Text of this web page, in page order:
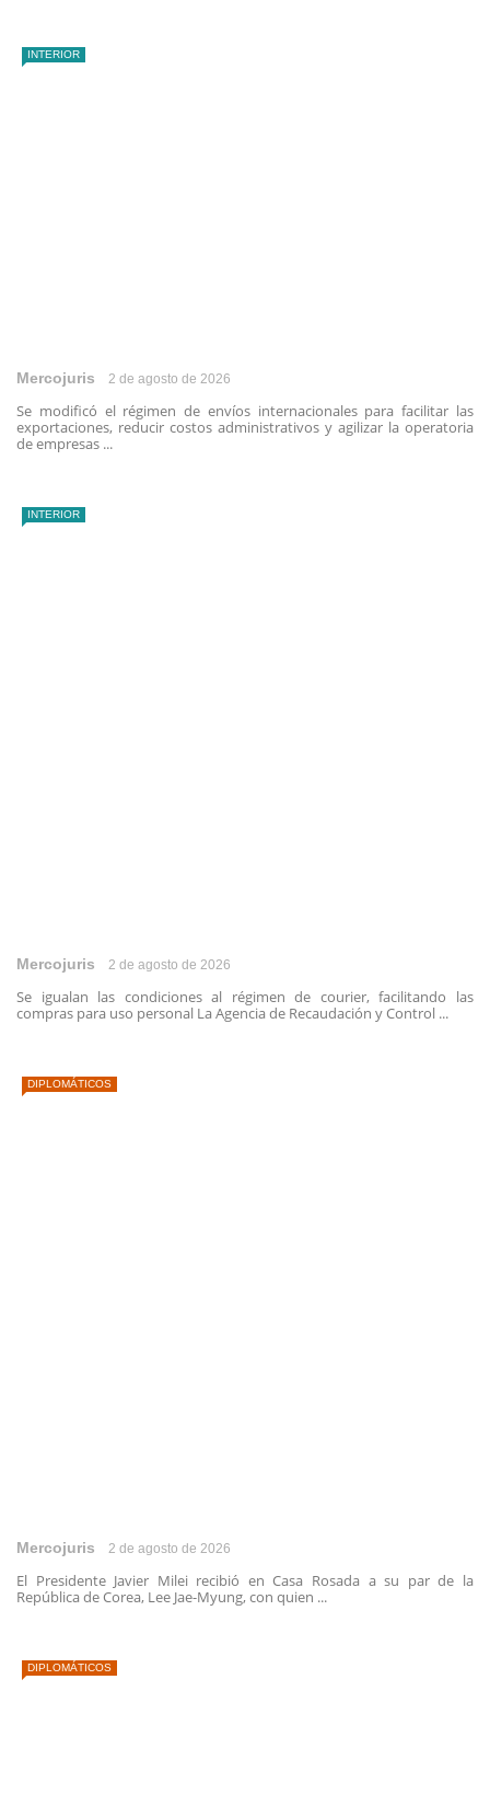
INTERIOR
Mercojuris 2 de agosto de 2026
Se modificó el régimen de envíos internacionales para facilitar las
exportaciones, reducir costos administrativos y agilizar la operatoria
de empresas ...
INTERIOR
Mercojuris 2 de agosto de 2026
Se igualan las condiciones al régimen de courier, facilitando las
compras para uso personal La Agencia de Recaudación y Control ...
DIPLOMÁTICOS
Mercojuris 2 de agosto de 2026
El Presidente Javier Milei recibió en Casa Rosada a su par de la
República de Corea, Lee Jae-Myung, con quien ...
DIPLOMÁTICOS